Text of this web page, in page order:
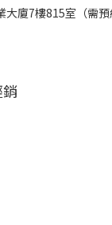
廈7樓815室（需預